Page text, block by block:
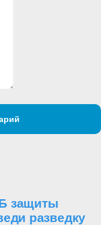
защиты
разведку